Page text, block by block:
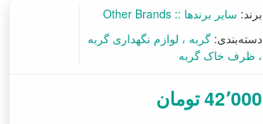
برند: سایر برندها :: Other Brands
دسته‌بندی:گربه
لوازم نگهداری گربه
ظرف خاک گربه
42٬000 تومان